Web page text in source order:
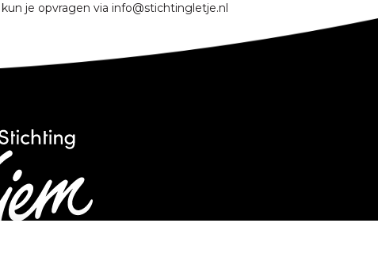
je opvragen via info@stichtingletje.nl